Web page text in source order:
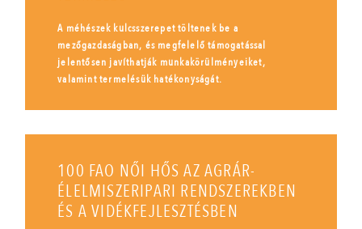
A méhészek kulcsszerepet töltenek be a
mezőgazdaságban, és megfelelő támogatással
jelentősen javíthatják munkakörülményeiket,
valamint termelésük hatékonyságát.
100 FAO NŐI HŐS AZ AGRÁR-
ÉLELMISZERIPARI RENDSZEREKBEN
ÉS A VIDÉKFEJLESZTÉSBEN